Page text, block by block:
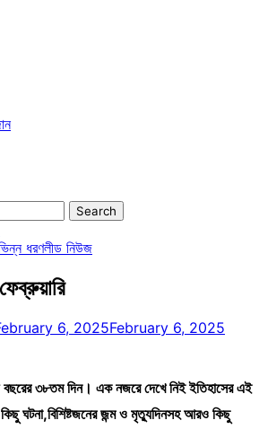
ধরণলীড নিউজ
6, 2025February 6, 2025
বছরের ৩৮তম দিন। এক নজরে দেখে নিই ইতিহাসের এই
ঘটনা,বিশিষ্টজনের জন্ম ও মৃত্যুদিনসহ আরও কিছু